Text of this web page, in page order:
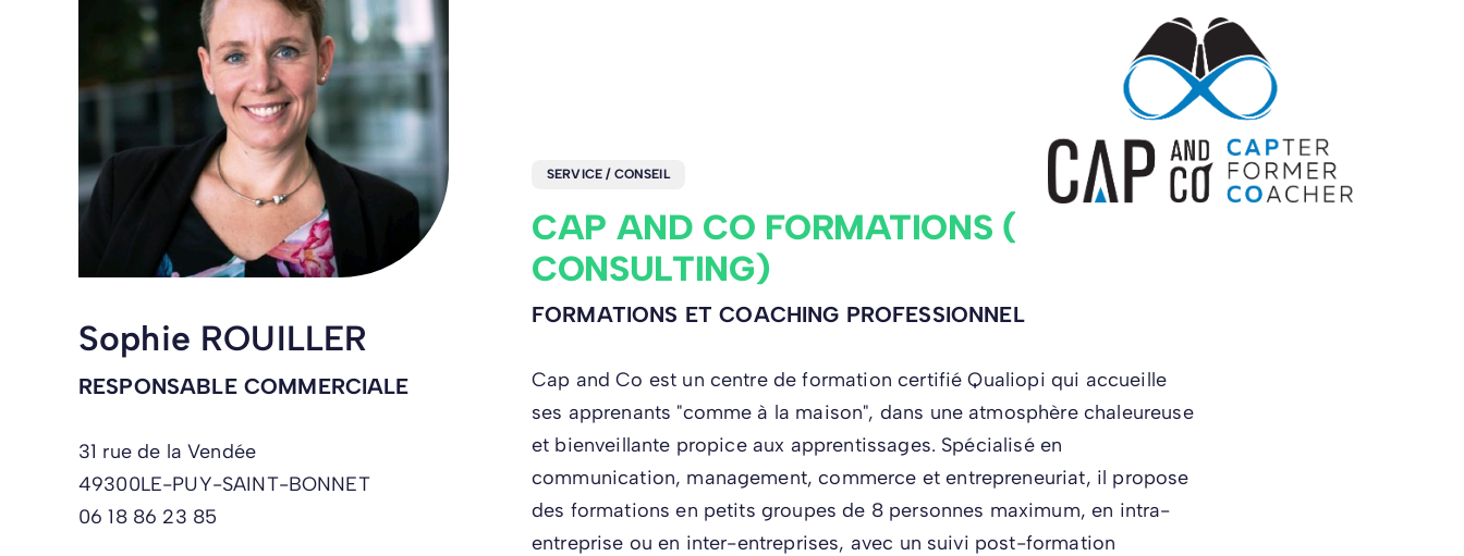
Sophie ROUILLER
RESPONSABLE COMMERCIALE
31 rue de la Vendée
49300LE-PUY-SAINT-BONNET
06 18 86 23 85
SERVICE / CONSEIL
CAP AND CO FORMATIONS (DG
CONSULTING)
FORMATIONS ET COACHING PROFESSIONNEL
Cap and Co est un centre de formation certifié Qualiopi qui accueille
ses apprenants "comme à la maison", dans une atmosphère chaleureuse
et bienveillante propice aux apprentissages. Spécialisé en
communication, management, commerce et entrepreneuriat, il propose
des formations en petits groupes de 8 personnes maximum, en intra-
entreprise ou en inter-entreprises, avec un suivi post-formation